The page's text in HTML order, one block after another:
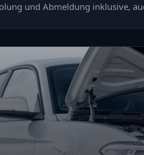
und Abmeldung inklusive,